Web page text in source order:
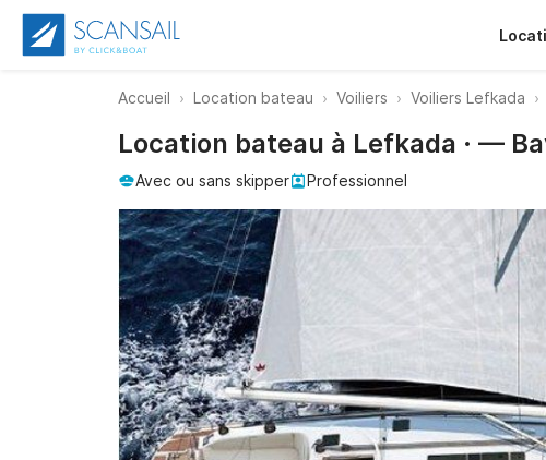
Accueil Location bateau Voiliers Voiliers Lefkada
Location bateau à Lefkada · —
Avec ou sans skipper Professionnel